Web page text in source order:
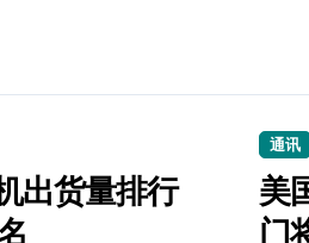
爆升！机皇美颜秘籍大公开
大揭秘，售后优惠助力高效玩机！
出货量排行
通讯
美
门